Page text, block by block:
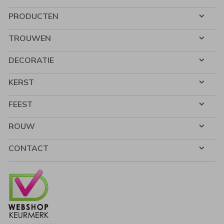
PRODUCTEN
TROUWEN
DECORATIE
KERST
FEEST
ROUW
CONTACT